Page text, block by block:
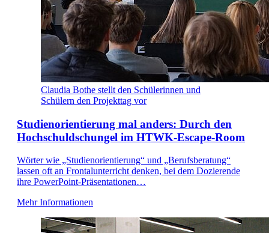
Claudia Bothe stellt den Schülerinnen und
Schülern den Projekttag vor
Studienorientierung mal anders: Durch den
Hochschuldschungel im HTWK-Escape-Room
Wörter wie „Studienorientierung“ und „Berufsberatung“
lassen oft an Frontalunterricht denken, bei dem Dozierende
ihre PowerPoint-Präsentationen…
Mehr Informationen